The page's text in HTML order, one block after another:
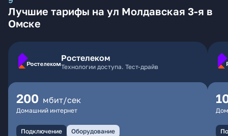
Лучшие тарифы на ул Молдавская 3-я в
Омске
Ростелеком
Технологии доступа. Тест-драйв
200 мбит/сек
Домашний интернет
Подключение Оборудование